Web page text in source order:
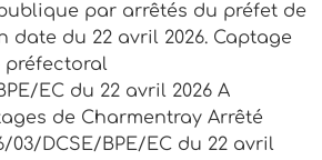
par arrêtés du préfet de
date du 22 avril 2026. Captage
préfectoral
EC du 22 avril 2026 A
de Charmentray Arrêté
03/DCSE/BPE/EC du 22 avril